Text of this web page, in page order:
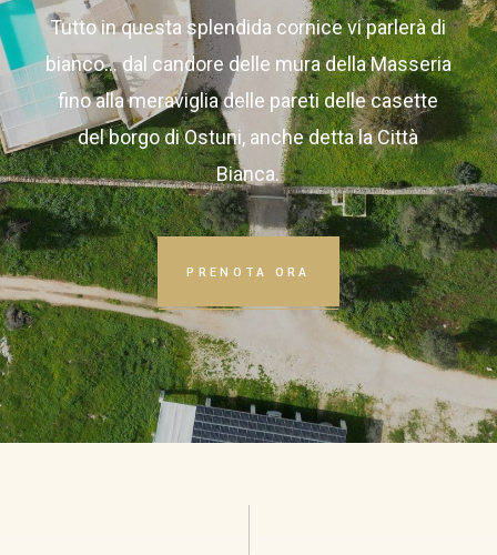
Tutto in questa splendida cornice vi parlerà di
bianco… dal candore delle mura della Masseria
fino alla meraviglia delle pareti delle casette
del borgo di Ostuni, anche detta la Città
Bianca.
PRENOTA ORA